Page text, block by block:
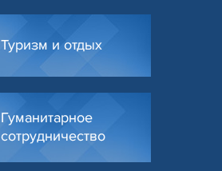
Туризм и отдых
Гуманитарное
сотрудничество